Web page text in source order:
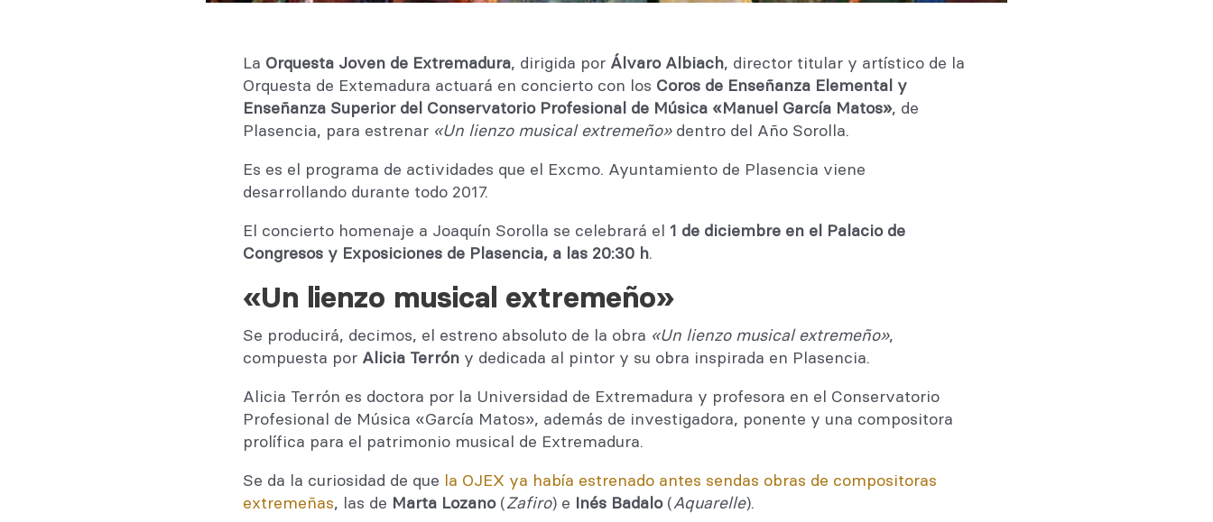
La Orquesta Joven de Extremadura, dirigida por Álvaro Albiach, director titular y artístico de la
Orquesta de Extemadura actuará en concierto con los Coros de Enseñanza Elemental y
Enseñanza Superior del Conservatorio Profesional de Música «Manuel García Matos», de
Plasencia, para estrenar «Un lienzo musical extremeño» dentro del Año Sorolla.
Es es el programa de actividades que el Excmo. Ayuntamiento de Plasencia viene
desarrollando durante todo 2017.
El concierto homenaje a Joaquín Sorolla se celebrará el 1 de diciembre en el Palacio de
Congresos y Exposiciones de Plasencia, a las 20:30 h.
«Un lienzo musical extremeño»
Se producirá, decimos, el estreno absoluto de la obra «Un lienzo musical extremeño»,
compuesta por Alicia Terróny dedicada al pintor y su obra inspirada en Plasencia.
Alicia Terrón es doctora por la Universidad de Extremadura y profesora en el Conservatorio
Profesional de Música «García Matos», además de investigadora, ponente y una compositora
prolífica para el patrimonio musical de Extremadura.
Se da la curiosidad de que la OJEX ya había estrenado antes sendas obras de compositoras
extremeñas, las de Marta Lozano(Zafiro) e Inés Badalo(Aquarelle).